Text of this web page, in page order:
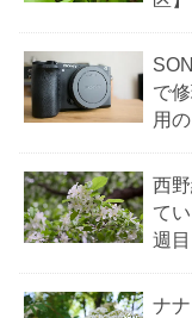
で
用
西
て
週目
ナ